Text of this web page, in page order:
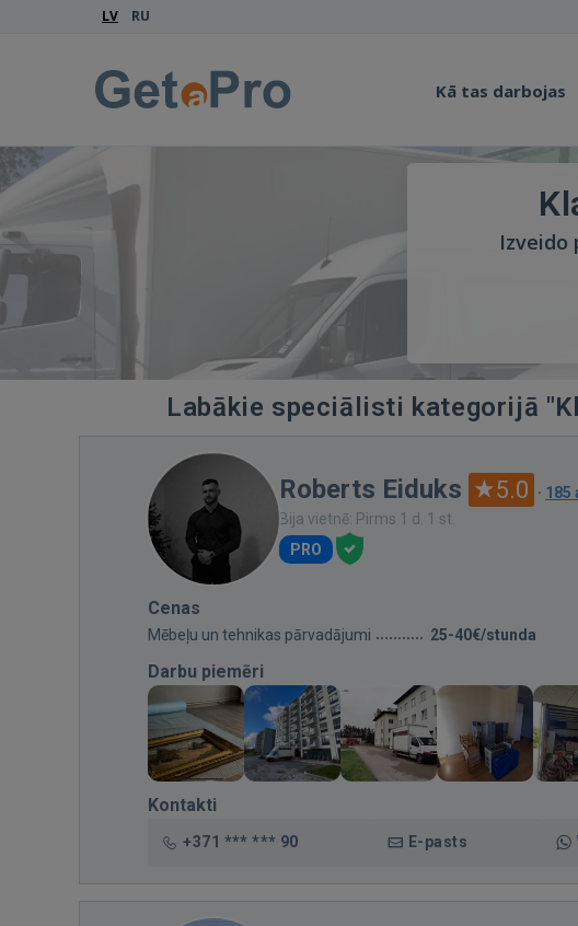
LV RU
Kā tas darbojas
Izveido
Labākie speciālisti kategorijā
Roberts Eiduks 5.0 · 185
Bija vietnē: Pirms 1 d. 1 st.
PRO
Cenas
Mēbeļu un tehnikas pārvadājumi 25-40€/stunda
Darbu piemēri
Kontakti
+371 *** *** 90 E-pasts